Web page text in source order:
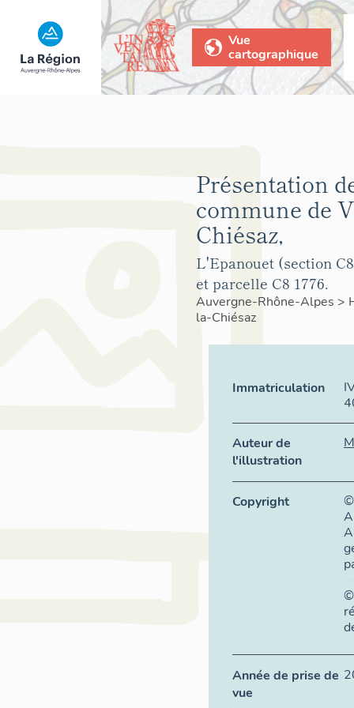
Vue
cartographique
Présentation
commune de
Chiésaz,
L'Epanouet (section
et parcelle C8 1776.
Auvergne-Rhône-Alpes >
la-Chiésaz
Immatriculation
Auteur de
l'illustration
Copyright
©
Année de prise de
vue